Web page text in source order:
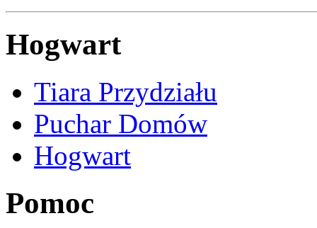
Hogwart
Tiara Przydziału
Puchar Domów
Hogwart
Pomoc